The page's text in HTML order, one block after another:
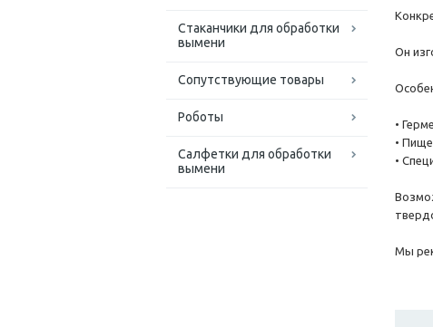
Стаканчики для обработки
вымени
Сопутствующие товары
Роботы
Салфетки для обработки
вымени
Он
•
•
•
Мы